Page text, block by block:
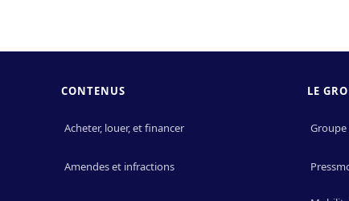
CONTENUS
Acheter, louer, et financer
Amendes et infractions
LE
Groupe